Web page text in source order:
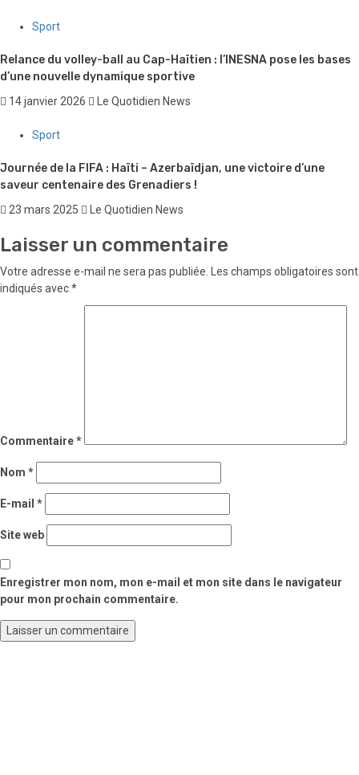
Sport
Relance du volley-ball au Cap-Haïtien : l’INESNA pose les bases
d’une nouvelle dynamique sportive
14 janvier 2026 Le Quotidien News
Sport
Journée de la FIFA : Haïti – Azerbaïdjan, une victoire d’une
saveur centenaire des Grenadiers !
23 mars 2025 Le Quotidien News
Laisser un commentaire
Votre adresse e-mail ne sera pas publiée.
Les champs obligatoires sont
indiqués avec*
Commentaire*
Nom *
E-mail *
Site web
Enregistrer mon nom, mon e-mail et mon site dans le navigateur
pour mon prochain commentaire.